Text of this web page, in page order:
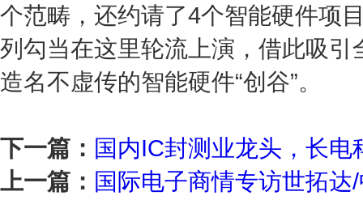
个范畴，还约请了4个智能硬件项
列勾当在这里轮流上演，借此吸
造名不虚传的智能硬件“创谷”。
下一篇： 国内IC封测业龙头，长
上一篇： 国际电子商情专访世拓